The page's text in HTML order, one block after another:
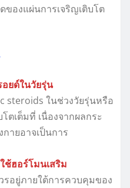
ของแผ่นการเจริญเติบโต
อยด์ในวัยรุ่น
steroids ในช่วงวัยรุ่นหรือ
ตเต็มที่ เนื่องจากผลกระ
ายอาจเป็นการ
ช้ฮอร์โมนเสริม
รอยู่ภายใต้การควบคุมของ